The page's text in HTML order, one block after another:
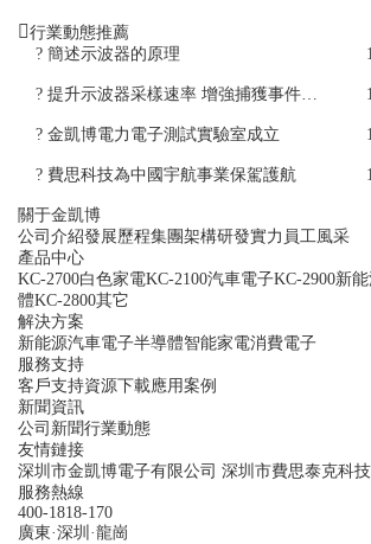
行業動態推薦
? 簡述示波器的原理
? 提升示波器采樣速率 增強捕獲事件的能力
? 金凱博電力電子測試實驗室成立
? 費思科技為中國宇航事業保駕護航
關于金凱博
公司介紹發展歷程集團架構研發實力 員工風采
產品中心
KC-2700白色家電KC-2100汽車電子KC-2900新
體KC-2800其它
解決方案
新能源汽車電子半導體智能家電消費電子
服務支持
客戶支持資源下載應用案例
新聞資訊
公司新聞行業動態
友情鏈接
深圳市金凱博電子有限公司 深圳市費思泰克科
服務熱線
400-1818-170
廣東·深圳·龍崗